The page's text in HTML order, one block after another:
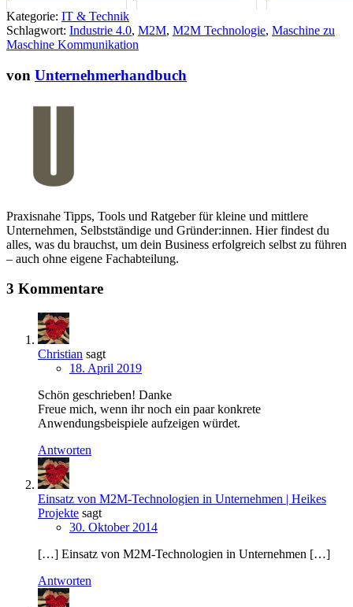
Kategorie: IT & Technik
Schlagwort: Industrie 4.0, M2M, M2M Technologie, Maschine zu
Maschine Kommunikation
von Unternehmerhandbuch
Praxisnahe Tipps, Tools und Ratgeber für kleine und mittlere
Unternehmen, Selbstständige und Gründer:innen. Hier findest du
alles, was du brauchst, um dein Business erfolgreich selbst zu führen
– auch ohne eigene Fachabteilung.
3 Kommentare
Christian sagt
18. April 2019
Schön geschrieben! Danke
Freue mich, wenn ihr noch ein paar konkrete
Anwendungsbeispiele aufzeigen würdet.
Antworten
Einsatz von M2M-Technologien in Unternehmen | Heikes
Projekte sagt
30. Oktober 2014
[…] Einsatz von M2M-Technologien in Unternehmen […]
Antworten